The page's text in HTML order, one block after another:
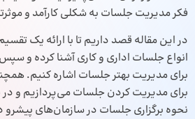
فکر مدیریت جلسات به شکلی کارآمد و
در این مقاله قصد داریم تا با ارائه یک
انواع جلسات اداری و کاری آشنا کرده و
برای مدیریت بهتر جلسات اشاره کنیم.
برای مدیریت کردن جلسات می‌پردازیم و در
نحوه برگزاری جلسات در سازمان‌های پیشرو